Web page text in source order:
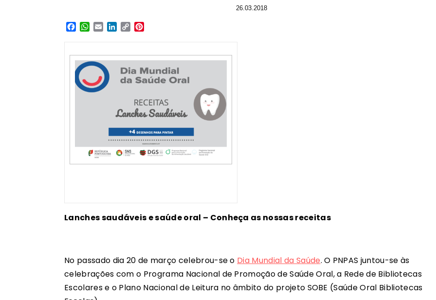
26.03.2018
Facebook
WhatsApp
EmailLinkedIn
Copy
Lanches saudáveis e saúde oral – Conheça as nossas receitas
No passado dia 20 de março celebrou-se o Dia Mundial da Saúde. O PNPAS juntou-se às
celebrações com o Programa Nacional de Promoção de Saúde Oral, a Rede de Bibliotecas
Escolares e o Plano Nacional de Leitura no âmbito do projeto SOBE (Saúde Oral Bibliotecas